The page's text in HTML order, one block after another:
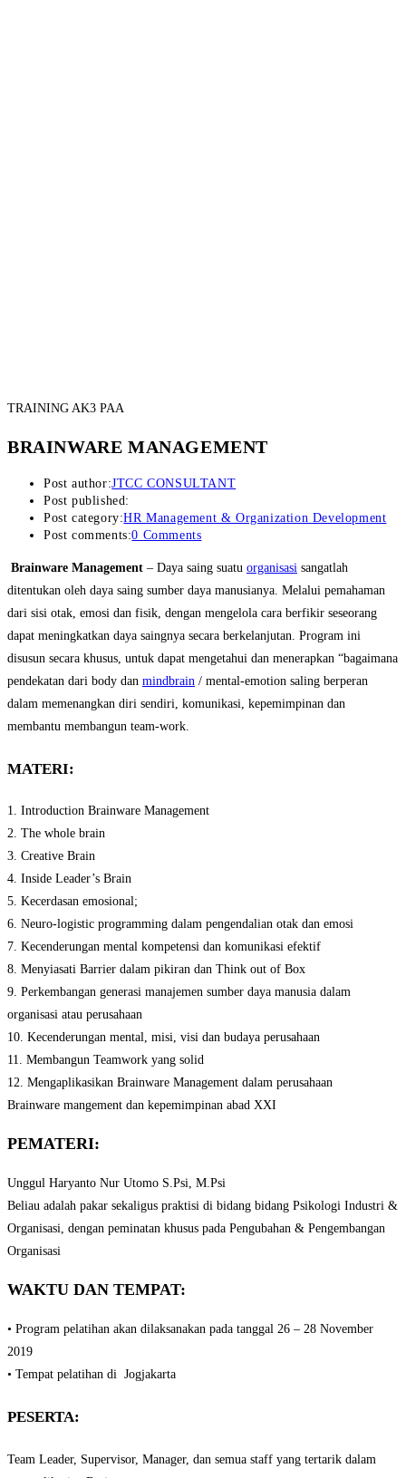
TRAINING AK3 PAA
BRAINWARE MANAGEMENT
Post author:JTCC CONSULTANT
Post published:
Post category:HR Management & Organization Development
Post comments:0 Comments
Brainware Management – Daya saing suatu organisasi sangatlah
ditentukan oleh daya saing sumber daya manusianya. Melalui pemahaman
dari sisi otak, emosi dan fisik, dengan mengelola cara berfikir seseorang
dapat meningkatkan daya saingnya secara berkelanjutan. Program ini
disusun secara khusus, untuk dapat mengetahui dan menerapkan “bagaimana
pendekatan dari body dan mindbrain / mental-emotion saling berperan
dalam memenangkan diri sendiri, komunikasi, kepemimpinan dan
membantu membangun team-work.
MATERI:
1. Introduction Brainware Management
2. The whole brain
3. Creative Brain
4. Inside Leader’s Brain
5. Kecerdasan emosional;
6. Neuro-logistic programming dalam pengendalian otak dan emosi
7. Kecenderungan mental kompetensi dan komunikasi efektif
8. Menyiasati Barrier dalam pikiran dan Think out of Box
9. Perkembangan generasi manajemen sumber daya manusia dalam
organisasi atau perusahaan
10. Kecenderungan mental, misi, visi dan budaya perusahaan
11. Membangun Teamwork yang solid
12. Mengaplikasikan Brainware Management dalam perusahaan
Brainware mangement dan kepemimpinan abad XXI
PEMATERI:
Unggul Haryanto Nur Utomo S.Psi, M.Psi
Beliau adalah pakar sekaligus praktisi di bidang bidang Psikologi Industri &
Organisasi, dengan peminatan khusus pada Pengubahan & Pengembangan
Organisasi
WAKTU DAN TEMPAT:
• Program pelatihan akan dilaksanakan pada tanggal 26 – 28 November
2019
• Tempat pelatihan di Jogjakarta
PESERTA:
Team Leader, Supervisor, Manager, dan semua staff yang tertarik dalam